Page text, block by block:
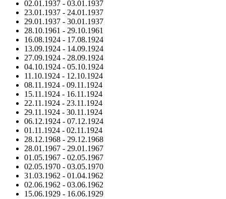
02.01.1937 - 03.01.1937
23.01.1937 - 24.01.1937
29.01.1937 - 30.01.1937
28.10.1961 - 29.10.1961
16.08.1924 - 17.08.1924
13.09.1924 - 14.09.1924
27.09.1924 - 28.09.1924
04.10.1924 - 05.10.1924
11.10.1924 - 12.10.1924
08.11.1924 - 09.11.1924
15.11.1924 - 16.11.1924
22.11.1924 - 23.11.1924
29.11.1924 - 30.11.1924
06.12.1924 - 07.12.1924
01.11.1924 - 02.11.1924
28.12.1968 - 29.12.1968
28.01.1967 - 29.01.1967
01.05.1967 - 02.05.1967
02.05.1970 - 03.05.1970
31.03.1962 - 01.04.1962
02.06.1962 - 03.06.1962
15.06.1929 - 16.06.1929